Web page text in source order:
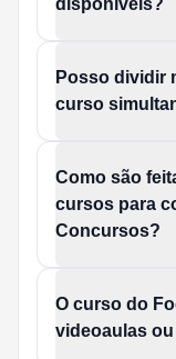
disponíveis?
Posso dividir
curso
Como são
cursos para
Concursos?
O curso do
videoaulas ou